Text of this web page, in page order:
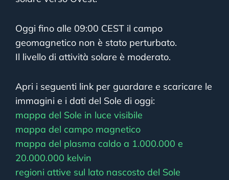
Oggi fino alle 09:00 CEST il campo
geomagnetico non è stato perturbato.
Il livello di attività solare è moderato.
Apri i seguenti link per guardare e scaricare le
immagini e i dati del Sole di oggi:
mappa del Sole in luce visibile
mappa del campo magnetico
mappa del plasma caldo a 1.000.000 e
20.000.000 kelvin
regioni attive sul lato nascosto del Sole